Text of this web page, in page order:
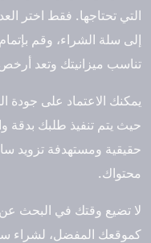
التي تحتاجها. فقط اختر
إلى سلة الشراء، وقم
تناسب ميزانيتك وتعد
يمكنك الاعتماد على
حيث يتم تنفيذ طلبك
حقيقية ومستهدفة تزويد
محتواك.
لا تضيع وقتك في البحث
كموقعك المفضل، لشراء